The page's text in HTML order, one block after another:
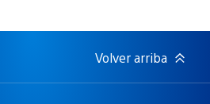
Volver arriba